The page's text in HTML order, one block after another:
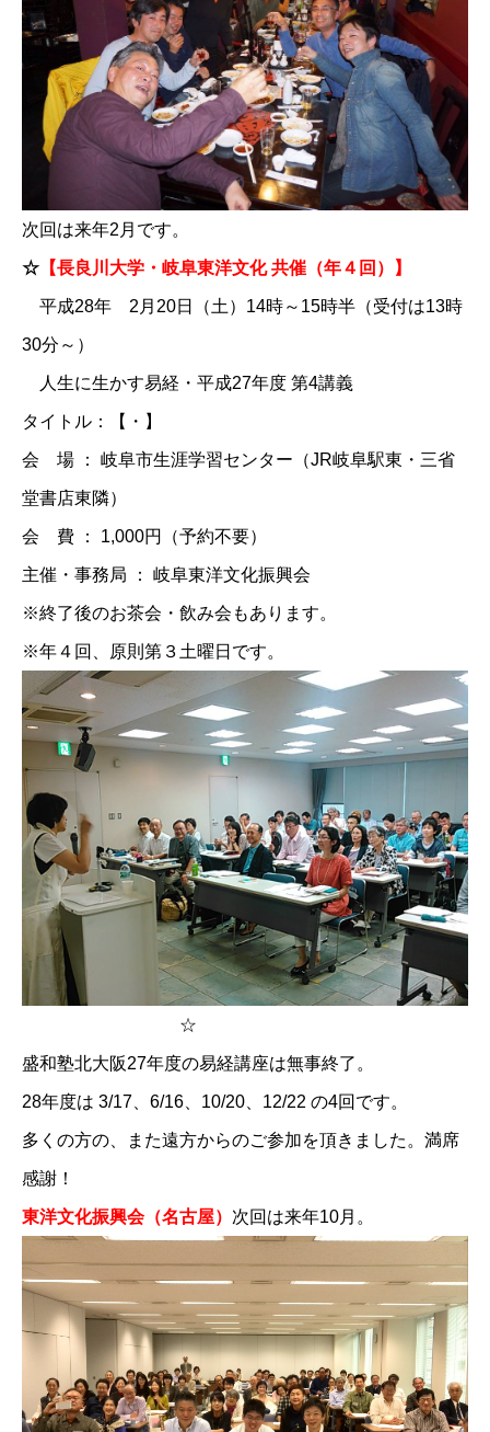
次回は来年2月です。
☆ 【長良川大学・岐阜東洋文化 共催（年４回）】
平成28年 2月20日（土）14時～15時半（受付は13時
30分～）
人生に生かす易経・平成27年度 第4講義
タイトル：【・】
会 場 ： 岐阜市生涯学習センター（JR岐阜駅東・三省
堂書店東隣）
会 費 ： 1,000円（予約不要）
主催・事務局 ： 岐阜東洋文化振興会
※終了後のお茶会・飲み会もあります。
※年４回、原則第３土曜日です。
☆
盛和塾北大阪27年度の易経講座は無事終了。
28年度は 3/17、6/16、10/20、12/22 の4回です。
多くの方の、また遠方からのご参加を頂きました。満席
感謝！
東洋文化振興会（名古屋） 次回は来年10月。